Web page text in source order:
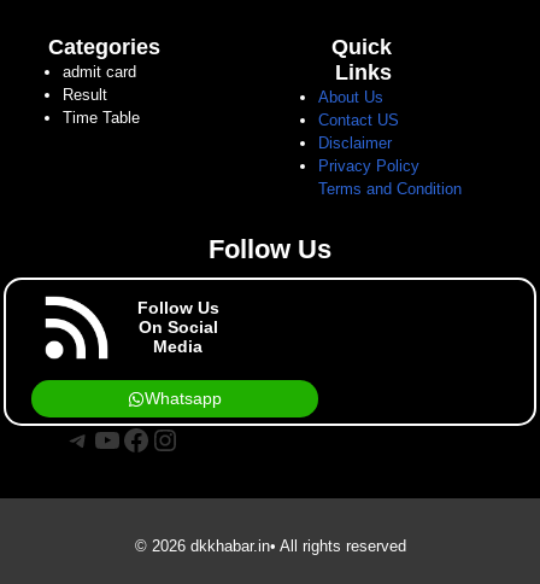
Categories
admit card
Result
Time Table
Quick
Links
About Us
Contact US
Disclaimer
Privacy Policy
Terms and Condition
Follow Us
Follow Us
On Social
Media
Whatsapp
Telegram
YouTube
Facebook
Instagram
© 2026 dkkhabar.in• All rights reserved